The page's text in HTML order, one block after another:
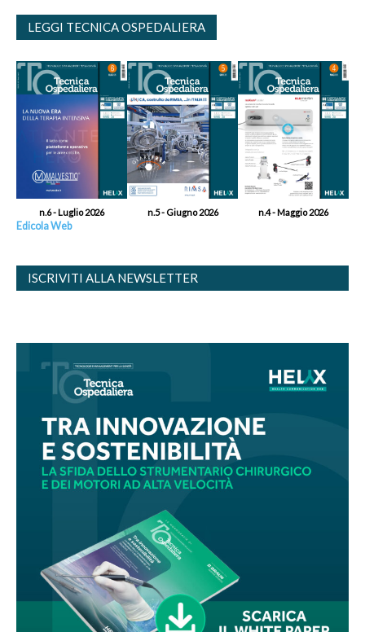
LEGGI TECNICA OSPEDALIERA
n.6 - Luglio 2026 n.5 - Giugno 2026 n.4 - Maggio 2026
Edicola Web
ISCRIVITI ALLA NEWSLETTER